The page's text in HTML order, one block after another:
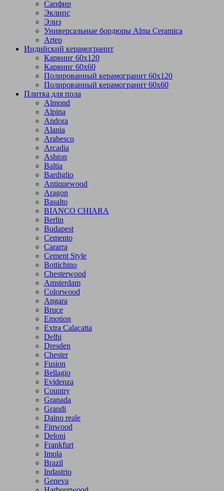
Сапфир
Эклипс
Элиз
Универсальные бордюры Alma Ceramica
Arteo
Индийский керамогранит
Карвинг 60х120
Карвинг 60х60
Полированный керамогранит 60х120
Полированный керамогранит 60х60
Плитка для пола
Almond
Alpina
Andora
Alania
Arabesco
Arcadia
Ashton
Baltia
Bardiglio
Antiquewood
Aragon
Basalto
BIANCO CHIARA
Berlin
Budapest
Cemento
Cararra
Cement Style
Bottichino
Chesterwood
Amsterdam
Colorwood
Angara
Bruce
Emotion
Extra Calacatta
Delhi
Dresden
Chester
Fusion
Bellagio
Evidenza
Country
Granada
Grandi
Daino reale
Finwood
Deloni
Frankfurt
Imola
Brazil
Indastrio
Geneva